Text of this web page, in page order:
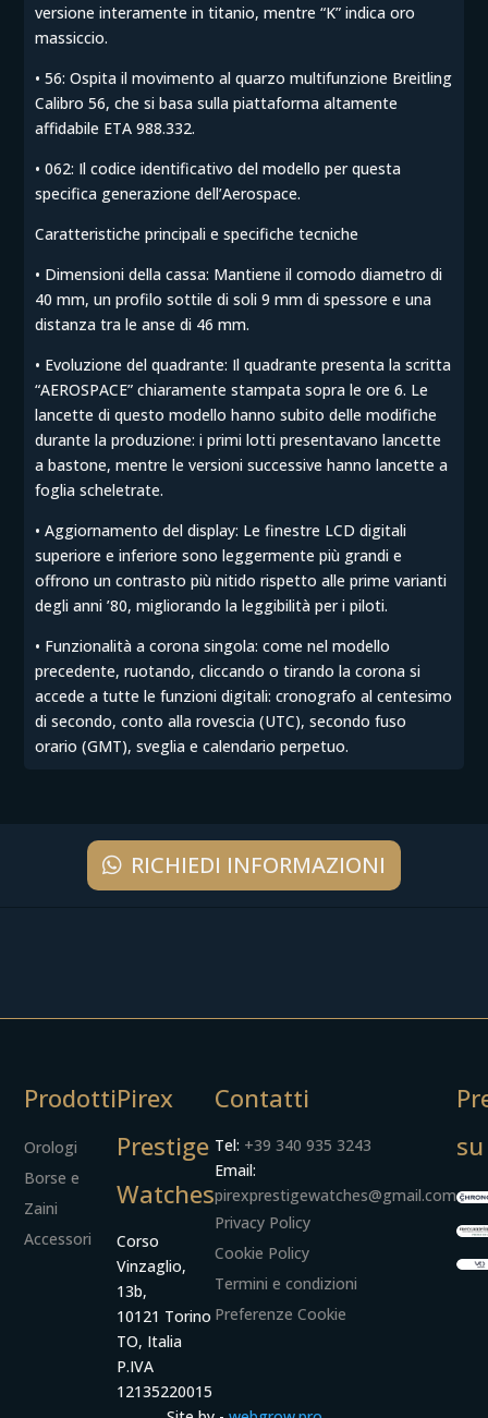
versione interamente in titanio, mentre “K” indica oro
massiccio.
• 56: Ospita il movimento al quarzo multifunzione Breitling
Calibro 56, che si basa sulla piattaforma altamente
affidabile ETA 988.332.
• 062: Il codice identificativo del modello per questa
specifica generazione dell’Aerospace.
Caratteristiche principali e specifiche tecniche
• Dimensioni della cassa: Mantiene il comodo diametro di
40 mm, un profilo sottile di soli 9 mm di spessore e una
distanza tra le anse di 46 mm.
• Evoluzione del quadrante: Il quadrante presenta la scritta
“AEROSPACE” chiaramente stampata sopra le ore 6. Le
lancette di questo modello hanno subito delle modifiche
durante la produzione: i primi lotti presentavano lancette
a bastone, mentre le versioni successive hanno lancette a
foglia scheletrate.
• Aggiornamento del display: Le finestre LCD digitali
superiore e inferiore sono leggermente più grandi e
offrono un contrasto più nitido rispetto alle prime varianti
degli anni ’80, migliorando la leggibilità per i piloti.
• Funzionalità a corona singola: come nel modello
precedente, ruotando, cliccando o tirando la corona si
accede a tutte le funzioni digitali: cronografo al centesimo
di secondo, conto alla rovescia (UTC), secondo fuso
orario (GMT), sveglia e calendario perpetuo.
RICHIEDI INFORMAZIONI
Prodotti
Orologi
Borse e
Zaini
Accessori
Pirex
Prestige
Watches
Corso
Vinzaglio,
13b,
10121 Torino
TO, Italia
P.IVA
12135220015
Contatti
Tel: +39 340 935 3243
Email:
pirexprestigewatches@gmail.com
Privacy Policy
Cookie Policy
Termini e condizioni
Preferenze Cookie
su